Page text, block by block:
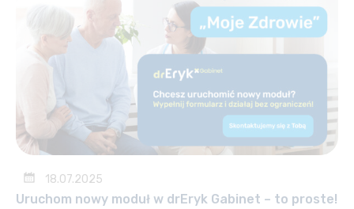
18.07.2025
Uruchom nowy moduł w drEryk Gabinet – to proste!